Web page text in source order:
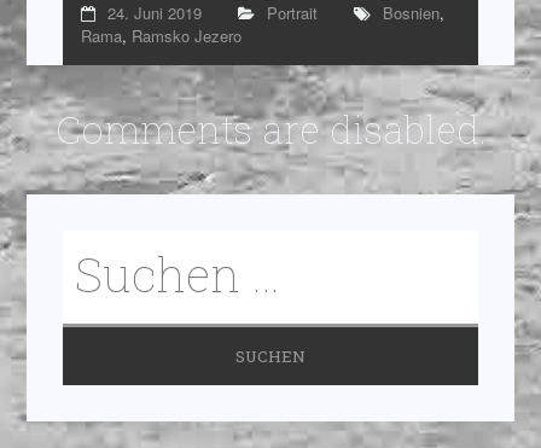
24. Juni 2019 Portrait Bosnien,
Rama, Ramsko Jezero
Comments are disabled.